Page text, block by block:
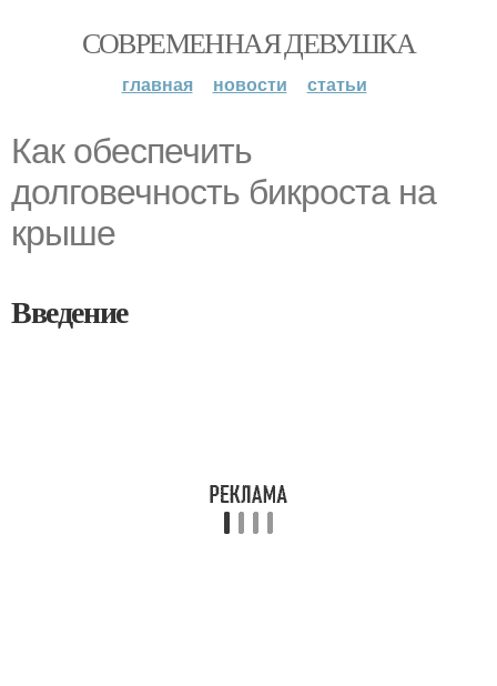
СОВРЕМЕННАЯ ДЕВУШКА
главная новости статьи
Как обеспечить
долговечность бикроста на
крыше
Введение